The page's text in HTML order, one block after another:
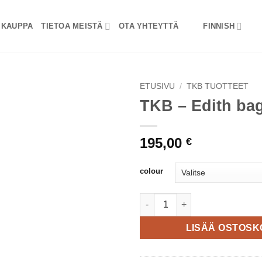
KAUPPA TIETOA MEISTÄ OTA YHTEYTTÄ FINNISH
ETUSIVU / TKB TUOTTEET
TKB – Edith
195,00 €
colour
TKB - Edith bag L määrä
LISÄÄ